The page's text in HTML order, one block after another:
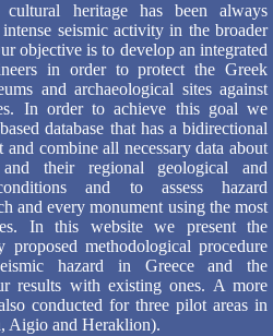
heritage has been always
seismic activity in the broader
objective is to develop an integrated
in order to protect the Greek
and archaeological sites against
In order to achieve this goal we
database that has a bidirectional
and combine all necessary data about
and their regional geological and
and to assess hazard
and every monument using the most
In this website we present the
proposed methodological procedure
hazard in Greece and the
results with existing ones. A more
conducted for three pilot areas in
Aigio and Heraklion).